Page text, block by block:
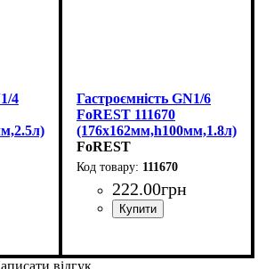
4
Гастроємність GN1/6
FoREST 111670
(176х162мм,h100мм,1.8л)
FoREST
111670
222.00грн
відгук